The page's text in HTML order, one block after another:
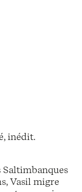
inédit.
Saltimbanques
Vasil migre